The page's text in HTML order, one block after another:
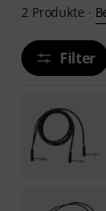
2 Produkte ·
Filter